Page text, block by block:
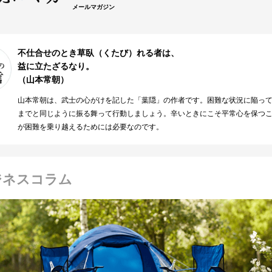
メールマガジン
不仕合せのとき草臥（くたび）れる者は、
益に立たざるなり。
（山本常朝）
山本常朝は、武士の心がけを記した「葉隠」の作者です。困難な状況に陥っ
までと同じように振る舞って行動しましょう。辛いときにこそ平常心を保つ
が困難を乗り越えるためには必要なのです。
スコラム